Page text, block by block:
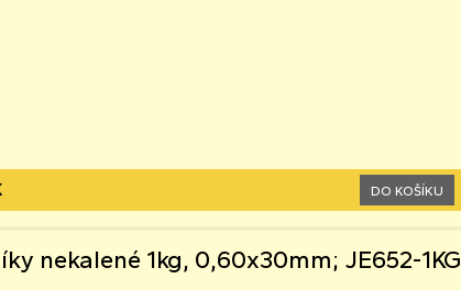
DO KOŠÍKU
nekalené 1kg, 0,60x30mm; JE652-1KG